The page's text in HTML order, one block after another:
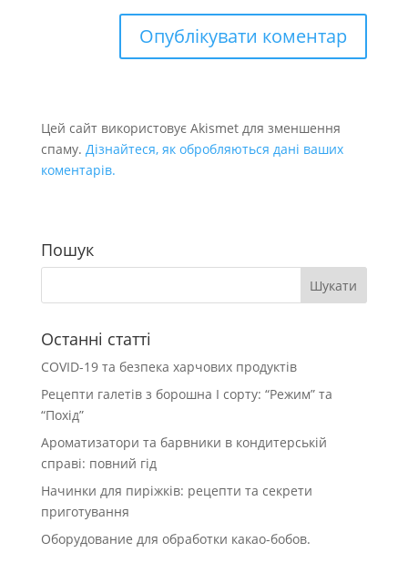
Цей сайт використовує Akismet для зменшення
спаму. Дізнайтеся, як обробляються дані ваших
коментарів.
Пошук
Останні статті
COVID-19 та безпека харчових продуктів
Рецепти галетів з борошна І сорту: “Режим” та
“Похід”
Ароматизатори та барвники в кондитерській
справі: повний гід
Начинки для пиріжків: рецепти та секрети
приготування
Оборудование для обработки какао-бобов.